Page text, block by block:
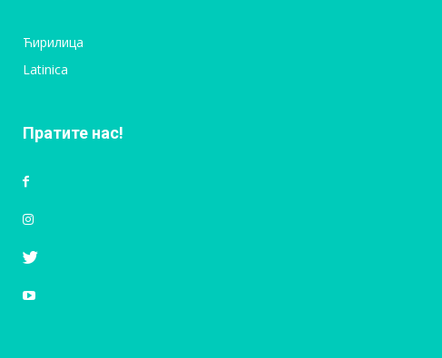
Ћирилица
Latinica
Пратите нас!